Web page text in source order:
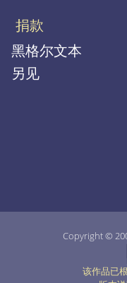
捐款
黑格尔文本
另见
Copyright ©
该作品已